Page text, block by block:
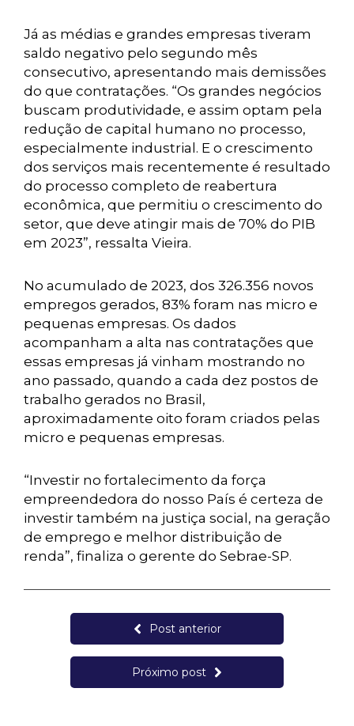
Já as médias e grandes empresas tiveram
saldo negativo pelo segundo mês
consecutivo, apresentando mais demissões
do que contratações. “Os grandes negócios
buscam produtividade, e assim optam pela
redução de capital humano no processo,
especialmente industrial. E o crescimento
dos serviços mais recentemente é resultado
do processo completo de reabertura
econômica, que permitiu o crescimento do
setor, que deve atingir mais de 70% do PIB
em 2023”, ressalta Vieira.
No acumulado de 2023, dos 326.356 novos
empregos gerados, 83% foram nas micro e
pequenas empresas. Os dados
acompanham a alta nas contratações que
essas empresas já vinham mostrando no
ano passado, quando a cada dez postos de
trabalho gerados no Brasil,
aproximadamente oito foram criados pelas
micro e pequenas empresas.
“Investir no fortalecimento da força
empreendedora do nosso País é certeza de
investir também na justiça social, na geração
de emprego e melhor distribuição de
renda”, finaliza o gerente do Sebrae-SP.
Post anterior
Próximo post